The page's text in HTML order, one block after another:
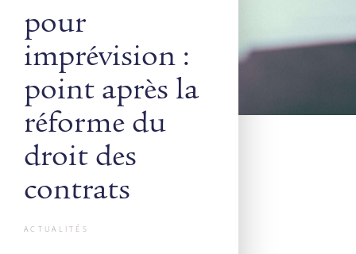
pour
imprévision :
point après la
réforme du
droit des
contrats
ACTUALITÉS